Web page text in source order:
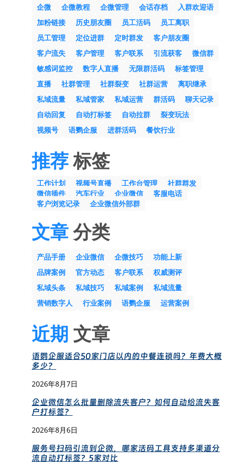
企微
企微教程 企微管理 会话存档
入群欢迎语
加粉链接
历史朋友圈 员工活码
员工离职
员工管理
定位进群 定时群发
客户朋友圈
客户流失
客户管理 客户联系 引流获客
微信群
敏感词监控
数字人直播 无限群活码
标签管理
直播
社群管理 社群裂变 社群运营
离职继承
私域流量
私域管家 私域运营 群活码
聊天记录
自动回复
自动打标签 自动拉群
裂变玩法
视频号
语鹦企服 进群活码 餐饮行业
推荐标签
工作计划 视频号直播 工作台管理
社群群发
微信插件
汽车行业 企业微信
客服电话
客户浏览记录
企业微信外部群
文章分类
产品手册 企业微信 企微技巧
功能上新
品牌案例
官方动态 客户联系
权威测评
私域头条
私域技巧 私域案例
私域流量
营销数字人
行业案例 语鹦企服 运营案例
近期 文章
语鹦企服适合50家门店以内的中餐连锁吗？年费大概
多少？
2026年8月7日
企业微信怎么批量删除流失客户？如何自动给流失客
户打标签？
2026年8月6日
服务号扫码引流到企微，哪家活码工具支持多渠道分
流自动打标签？5家对比